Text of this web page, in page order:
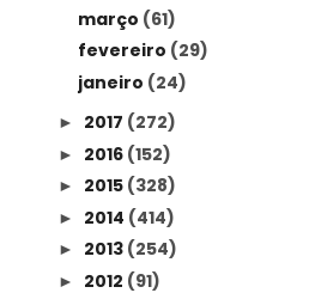
março (61)
fevereiro (29)
janeiro (24)
► 2017 (272)
► 2016 (152)
► 2015 (328)
► 2014 (414)
► 2013 (254)
► 2012 (91)